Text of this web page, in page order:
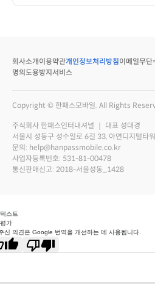
회사소개 이용약관개인정보처리방침이메일무단
명의도용방지서비스
Copyright © 한패스모바일. All Rights
주식회사 한패스인터내셔널 ｜ 대표 성대경
서울시 성동구 성수일로 6길 33, 아연디지털타
문의: help@hanpassmobile.co.kr
사업자등록번호: 531-81-00478
통신판매신고: 2018-서울성동_1428
스트
가
신 의견은 Google 번역을 개선하는 데 사용됩니다.